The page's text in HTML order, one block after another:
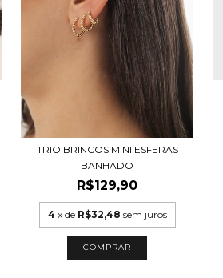
TRIO BRINCOS MINI ESFERAS
BANHADO
R$129,90
4 x de R$32,48 sem juros
COMPRAR